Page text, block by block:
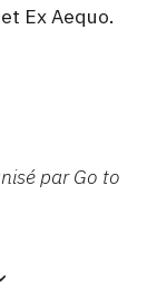
Ex Aequo.
par Go to